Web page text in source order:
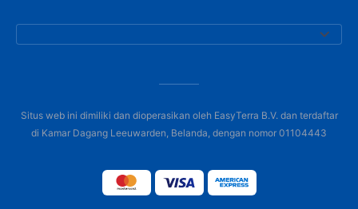
Situs web ini dimiliki dan dioperasikan oleh EasyTerra B.V. dan terdaftar
di Kamar Dagang Leeuwarden, Belanda, dengan nomor 01104443